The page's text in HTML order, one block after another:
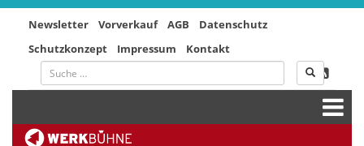
Newsletter Vorverkauf AGB
Datenschutz
Schutzkonzept
Impressum Kontakt